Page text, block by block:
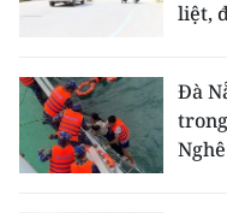
liệt,
Đà
Nghê